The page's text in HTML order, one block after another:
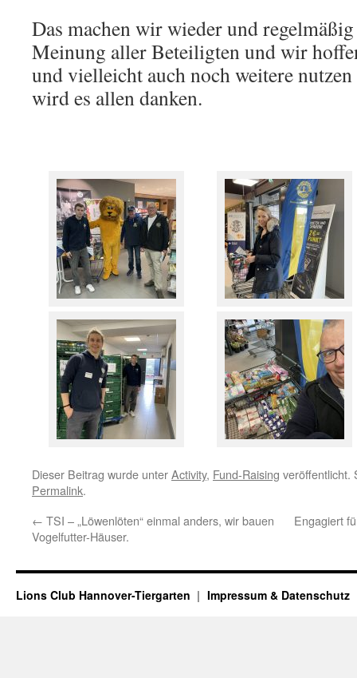
Das machen wir wieder und
Meinung aller Beteiligten und wir
und vielleicht auch noch weitere
wird es allen danken.
Dieser Beitrag wurde unterActivity, Fund-Raising veröffentlicht.
Permalink.
← TSI – „Löwenlöten“ einmal anders, wir bauen
Vogelfutter-Häuser.
Engagiert
Lions Club Hannover-Tiergarten Impressum & Datenschutz